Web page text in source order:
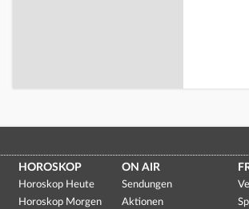
HOROSKOP
Horoskop Heute
Horoskop Morgen
ON AIR
Sendungen
Aktionen